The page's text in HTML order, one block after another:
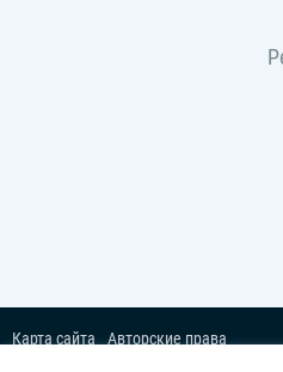
Карта сайта
Авторские права